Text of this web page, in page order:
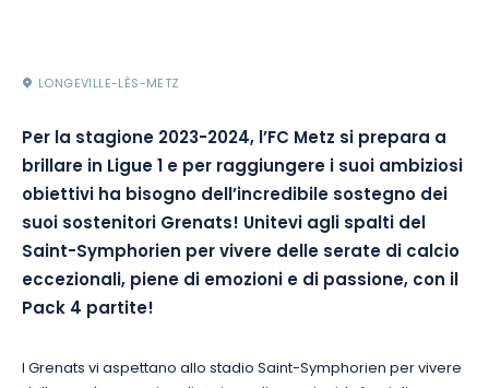
LONGEVILLE-LÈS-METZ
Per la stagione 2023-2024, l’FC Metz si prepara a
brillare in Ligue 1 e per raggiungere i suoi ambiziosi
obiettivi ha bisogno dell’incredibile sostegno dei
suoi sostenitori Grenats! Unitevi agli spalti del
Saint-Symphorien per vivere delle serate di calcio
eccezionali, piene di emozioni e di passione, con il
Pack 4 partite!
I Grenats vi aspettano allo stadio Saint-Symphorien per vivere